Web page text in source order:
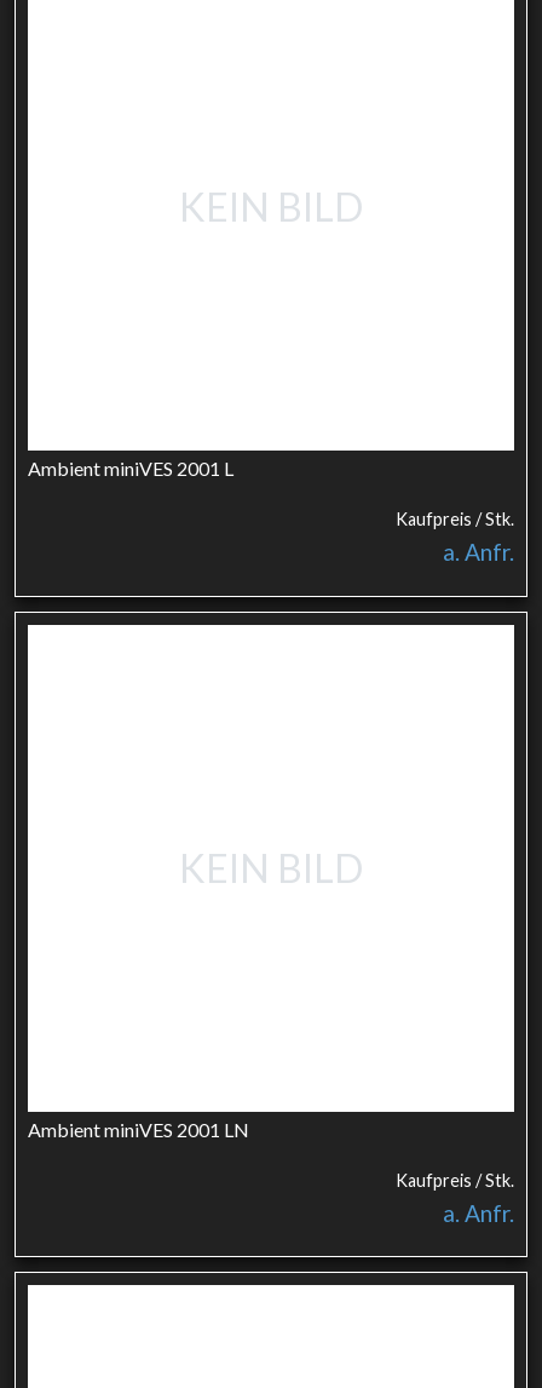
KEIN BILD
Ambient miniVES 2001 L
Kaufpreis / Stk.
a. Anfr.
KEIN BILD
Ambient miniVES 2001 LN
Kaufpreis / Stk.
a. Anfr.